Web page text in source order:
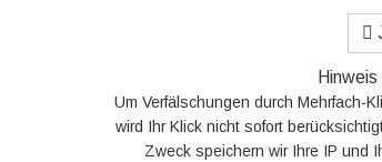
Um Verfälschungen durch Mehrfach-
wird Ihr Klick nicht sofort
Zweck speichern wir Ihre IP und